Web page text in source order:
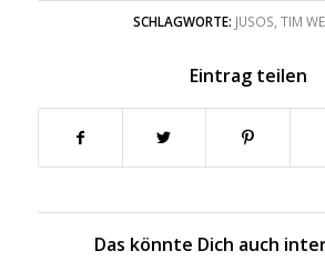
SCHLAGWORTE: JUSOS ,TIM
Eintrag teilen
Das könnte Dich auch